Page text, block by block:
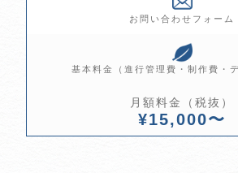
お問い合わせフォーム
基本料金（進行管理費・制作費・
月額料金（税抜）
¥15,000〜